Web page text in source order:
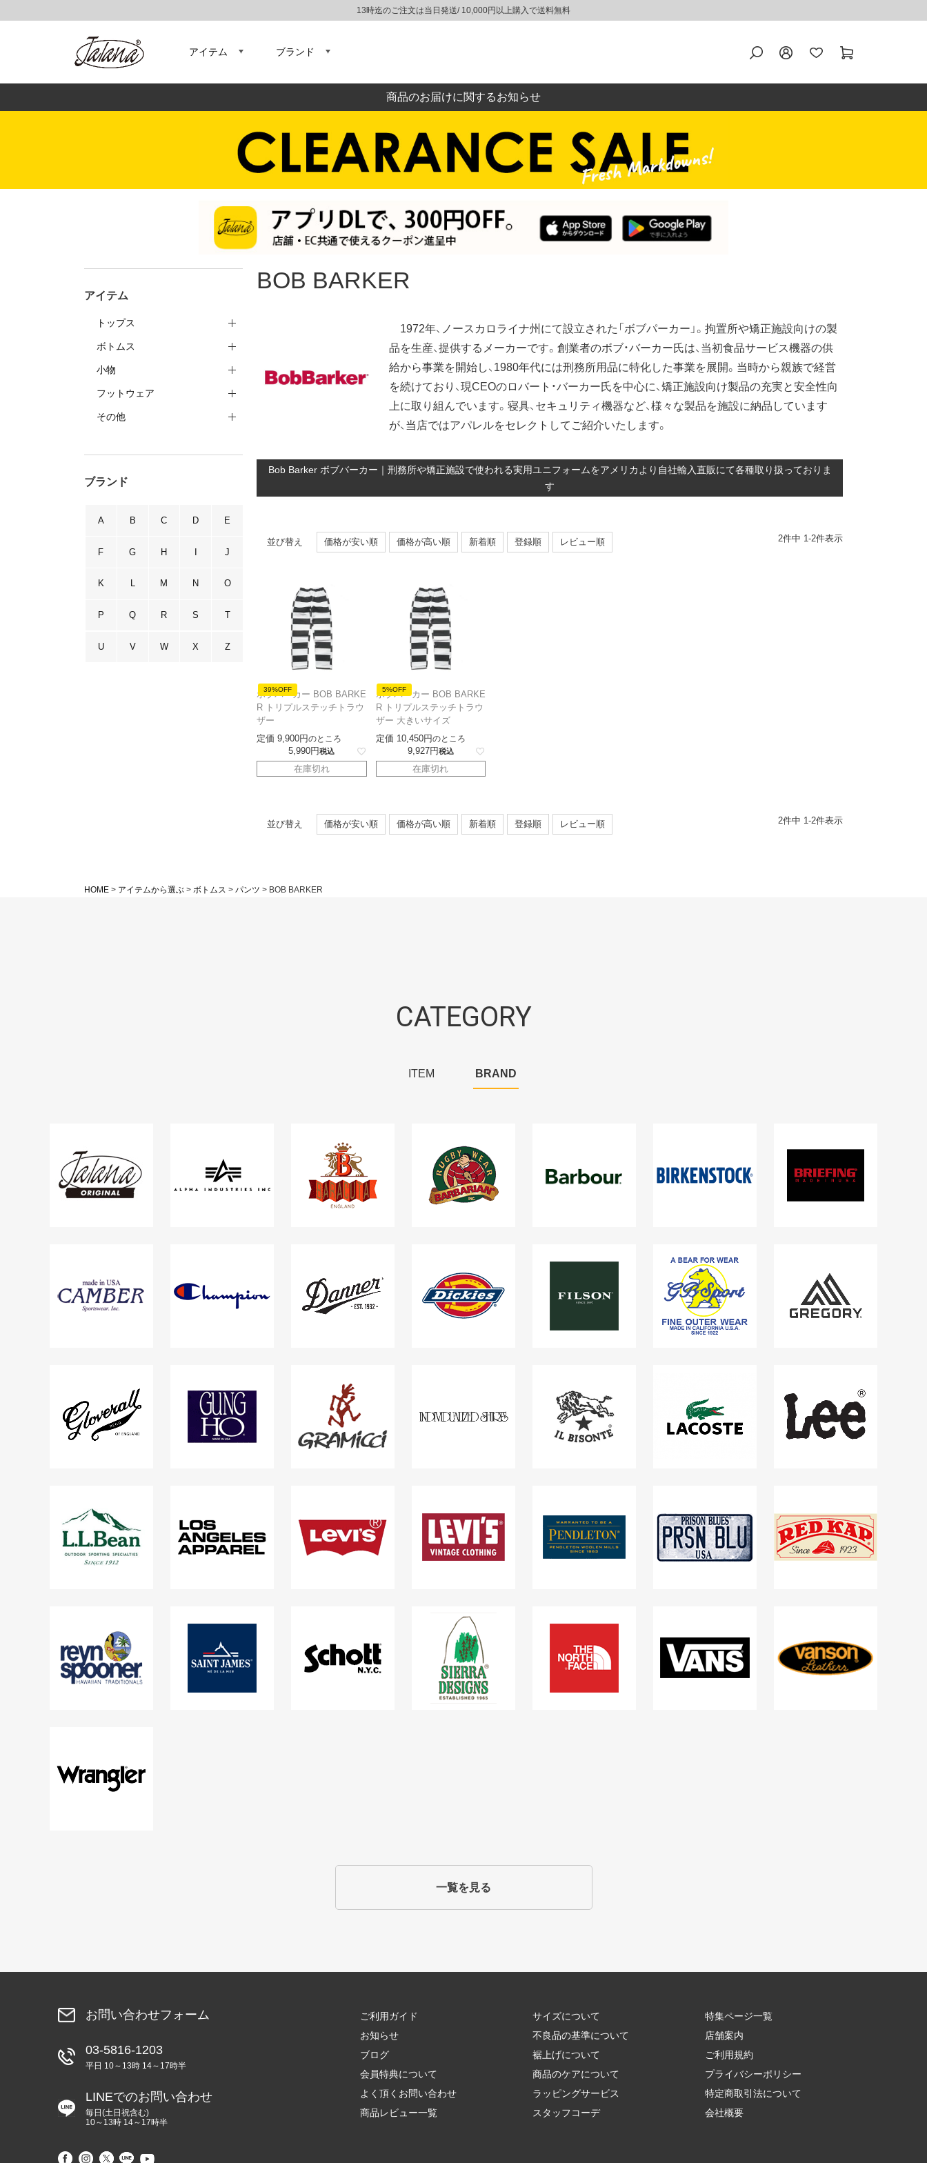
13時迄のご注文は当日発送/ 10,000円以上購入で送料無料
アイテム ブランド
商品のお届けに関するお知らせ
アイテム
トップス
ボトムス
小物
フットウェア
その他
ブランド
A B C D E
F G H I J
K L M N O
P Q R S T
U V W X Z
BOB BARKER
1972年、ノースカロライナ州にて設立された「ボブパーカー」。拘置所や矯正施設向けの製
品を生産、提供するメーカーです。創業者のボブ・バーカー氏は、当初食品サービス機器の供
給から事業を開始し、1980年代には刑務所用品に特化した事業を展開。当時から親族で経営
を続けており、現CEOのロバート・バーカー氏を中心に、矯正施設向け製品の充実と安全性向
上に取り組んでいます。寝具、セキュリティ機器など、様々な製品を施設に納品しています
が、当店ではアパレルをセレクトしてご紹介いたします。
Bob Barker ボブバーカー｜刑務所や矯正施設で使われる実用ユニフォームをアメリカより自社輸入直販にて各種取り扱っておりま
す
並び替え 価格が安い順 価格が高い順 新着順 登録順 レビュー順 2件中 1-2件表示
39%OFF
ボブバーカー BOB BARKE
R トリプルステッチトラウ
ザー
定価 9,900 のところ
5,990 税込
在庫切れ
5%OFF
ボブバーカー BOB BARKE
R トリプルステッチトラウ
ザー 大きいサイズ
定価 10,450 のところ
9,927 税込
在庫切れ
並び替え 価格が安い順 価格が高い順 新着順 登録順 レビュー順 2件中 1 -2件表示
HOME アイテムから選ぶ ボトムス パンツ BOB BARKER
CATEGORY
ITEM BRAND
一覧を見る
お問い合わせフォーム
03-5816-1203
平日 10～13時 14～17時半
LINEでのお問い合わせ
毎日(土日祝含む)
10～13時 14～17時半
ご利用ガイド
お知らせ
ブログ
会員特典について
よく頂くお問い合わせ
商品レビュー一覧
サイズについて
不良品の基準について
裾上げについて
商品のケアについて
ラッピングサービス
スタッフコーデ
特集ページ一覧
店舗案内
ご利用規約
プライバシーポリシー
特定商取引法について
会社概要